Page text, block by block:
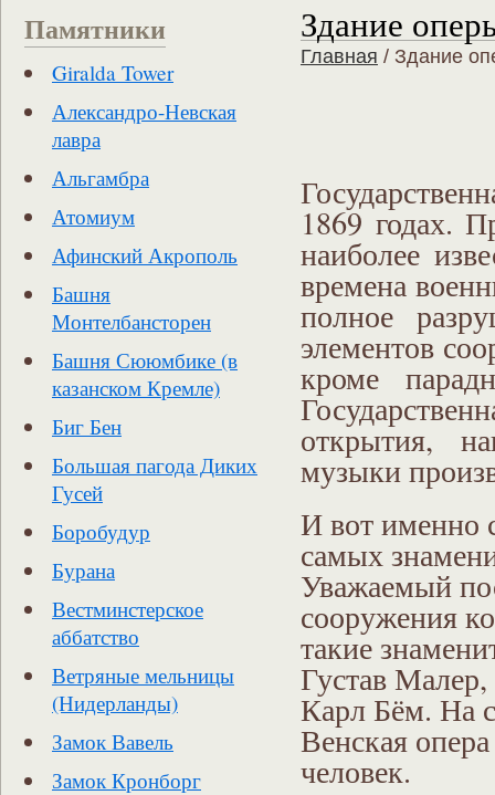
Памятники
Giralda Tower
Александро-Невская
лавра
Альгамбра
Атомиум
Афинский Акрополь
Башня
Монтелбансторен
Башня Сююмбике (в
казанском Кремле)
Биг Бен
Большая пагода Диких
Гусей
Боробудур
Бурана
Вестминстерское
аббатство
Ветряные мельницы
(Нидерланды)
Замок Вавель
Замок Кронборг
Здание
Главная / Здание
1869 годах.
наиболее
времена
полное
элементов
кроме
открытия,
музыки
И вот именно
самых
Уважаемый
сооружения
такие
Густав
Карл Бём. На
Венская
человек.